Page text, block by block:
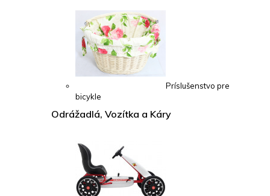
Príslušenstvo pre
bicykle
Odrážadlá, Vozítka a Káry